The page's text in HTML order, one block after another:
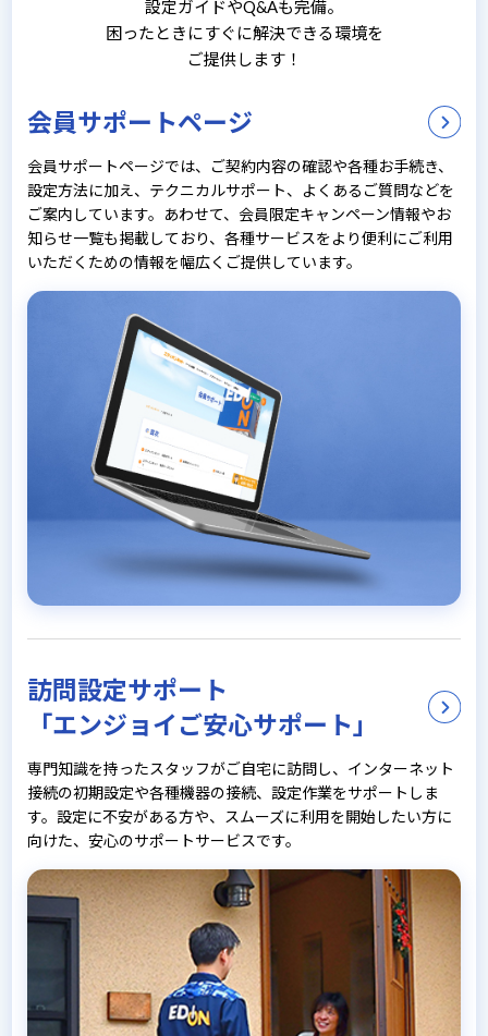
設定ガイドやQ&Aも完備。
困ったときにすぐに解決できる環境を
ご提供します！
会員サポートページ
会員サポートページでは、ご契約内容の確認や各種お手続き、
設定方法に加え、テクニカルサポート、よくあるご質問などを
ご案内しています。あわせて、会員限定キャンペーン情報やお
知らせ一覧も掲載しており、各種サービスをより便利にご利用
いただくための情報を幅広くご提供しています。
訪問設定サポート
「エンジョイご安心サポート」
専門知識を持ったスタッフがご自宅に訪問し、インターネット
接続の初期設定や各種機器の接続、設定作業をサポートしま
す。設定に不安がある方や、スムーズに利用を開始したい方に
向けた、安心のサポートサービスです。